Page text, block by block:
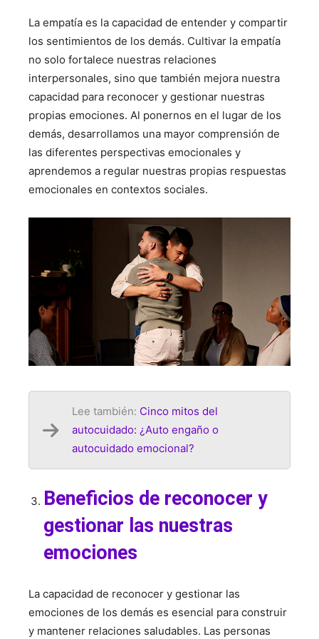
La empatía es la capacidad de entender y compartir
los sentimientos de los demás. Cultivar la empatía
no solo fortalece nuestras relaciones
interpersonales, sino que también mejora nuestra
capacidad para reconocer y gestionar nuestras
propias emociones. Al ponernos en el lugar de los
demás, desarrollamos una mayor comprensión de
las diferentes perspectivas emocionales y
aprendemos a regular nuestras propias respuestas
emocionales en contextos sociales.
Lee también: Cinco mitos del
autocuidado: ¿Auto engaño o
autocuidado emocional?
Beneficios de reconocer y
gestionar las nuestras
emociones
La capacidad de reconocer y gestionar las
emociones de los demás es esencial para construir
y mantener relaciones saludables. Las personas